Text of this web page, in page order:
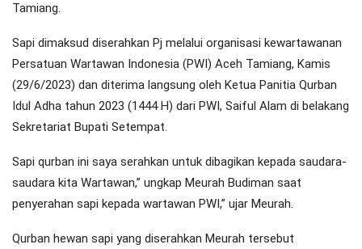
Tamiang.
Sapi dimaksud diserahkan Pj melalui organisasi kewartawanan
Persatuan Wartawan Indonesia (PWI) Aceh Tamiang, Kamis
(29/6/2023) dan diterima langsung oleh Ketua Panitia Qurban
Idul Adha tahun 2023 (1444 H) dari PWI, Saiful Alam di belakang
Sekretariat Bupati Setempat.
Sapi qurban ini saya serahkan untuk dibagikan kepada saudara-
saudara kita Wartawan,” ungkap Meurah Budiman saat
penyerahan sapi kepada wartawan PWI,” ujar Meurah.
Qurban hewan sapi yang diserahkan Meurah tersebut